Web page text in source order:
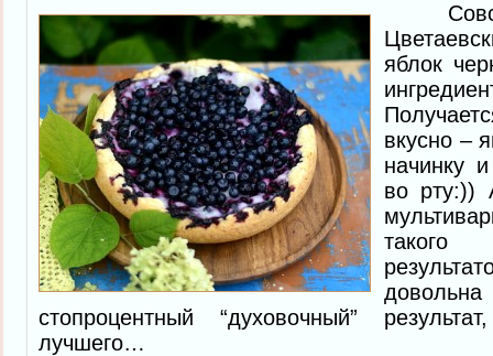
яблок
вкусно –
начинку
во рту:))
стопроцентный “духовочный”
лучшего…